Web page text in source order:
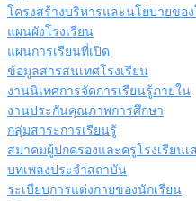
โครงสร้างบริหารและนโยบายของ
แผนผังโรงเรียน
แผนการเรียนที่เปิด
ข้อมูลสารสนเทศโรงเรียน
งานนิเทศการจัดการเรียนรู้ภายใน
งานประกันคุณภาพการศึกษา
กลุ่มสาระการเรียนรู้
สมาคมผู้ปกครองและครูโรงเรียนเ
บทเพลงประจำสถาบัน
ระเบียบการแต่งกายของนักเรียน